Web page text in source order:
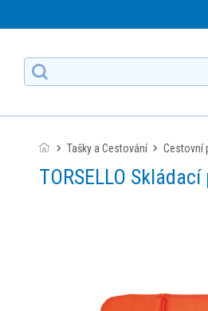
Tašky a Cestování cestovní
TORSELLO